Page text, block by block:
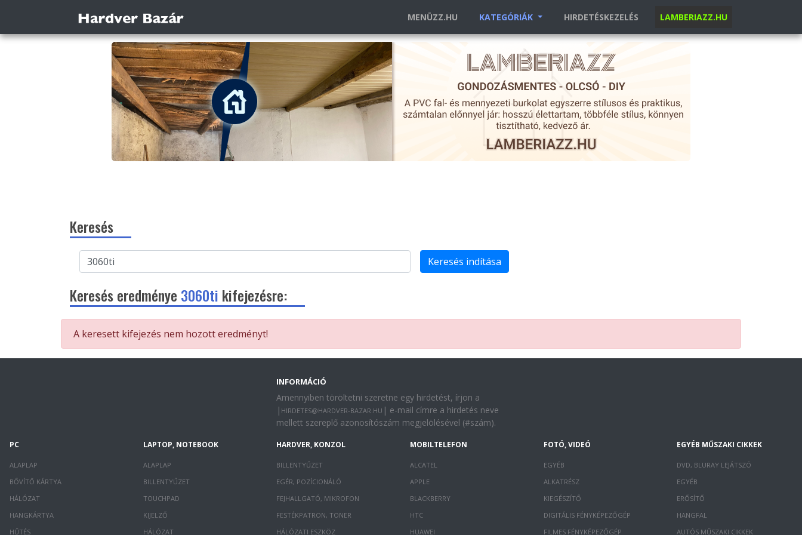
MENÜZZ.HU KATEGÓRIÁK HIRDETÉSKEZELÉS LAMBERIAZZ.HU
Keresés
Keresés indítása
Keresés eredménye 3060ti kifejezésre:
A keresett kifejezés nem hozott eredményt!
INFORMÁCIÓ
Amennyiben töröltetni szeretne egy hirdetést, írjon a
| HIRDETES@HARDVER-BAZAR.HU | e-mail címre a hirdetés neve
mellett szereplő azonosítószám megjelölésével (#szám).
PC
ALAPLAP
BŐVÍTŐ KÁRTYA
HÁLÓZAT
HANGKÁRTYA
HŰTÉS
LAPTOP, NOTEBOOK
ALAPLAP
BILLENTYŰZET
TOUCHPAD
KIJELZŐ
HÁLÓZAT
HARDVER, KONZOL
BILLENTYŰZET
EGÉR, POZÍCIONÁLÓ
FEJHALLGATÓ, MIKROFON
FESTÉKPATRON, TONER
HÁLÓZATI ESZKÖZ
MOBILTELEFON
ALCATEL
APPLE
BLACKBERRY
HTC
HUAWEI
FOTÓ, VIDEÓ
EGYÉB
ALKATRÉSZ
KIEGÉSZÍTŐ
DIGITÁLIS FÉNYKÉPEZŐGÉP
FILMES FÉNYKÉPEZŐGÉP
EGYÉB MŰSZAKI CIKKEK
DVD, BLURAY LEJÁTSZÓ
EGYÉB
ERŐSÍTŐ
HANGFAL
AUTÓS MŰSZAKI CIKKEK